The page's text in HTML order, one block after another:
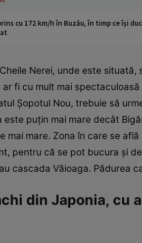
cu 172 km/h în Buzău, în timp ce își
Nerei, unde este
fi cu mult mai
Şopotul Nou, trebuie să
este puţin mai mare decât
mai mare. Zona în care se
pentru că se pot bucura şi
cascada Văioaga. Pădurea
din Japonia, cu